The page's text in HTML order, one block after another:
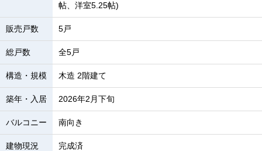
帖、洋室5.25帖)
販売戸数 5戸
総戸数 全5戸
構造・規模 木造 2階建て
築年・入居 2026年2月下旬
バルコニー 南向き
建物現況 完成済